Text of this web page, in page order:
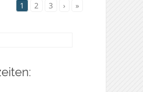
1 2 3 › »